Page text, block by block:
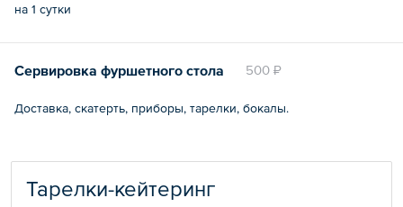
на 1 сутки
500 ₽
Сервировка фуршетного стола
Доставка, скатерть, приборы, тарелки, бокалы.
Тарелки-кейтеринг